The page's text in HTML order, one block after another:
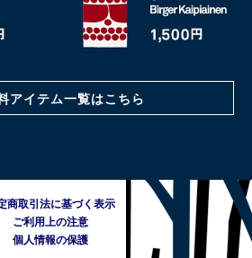
アイテム一覧はこちら
商取引法に基づく表示
ご利用上の注意
個人情報の保護